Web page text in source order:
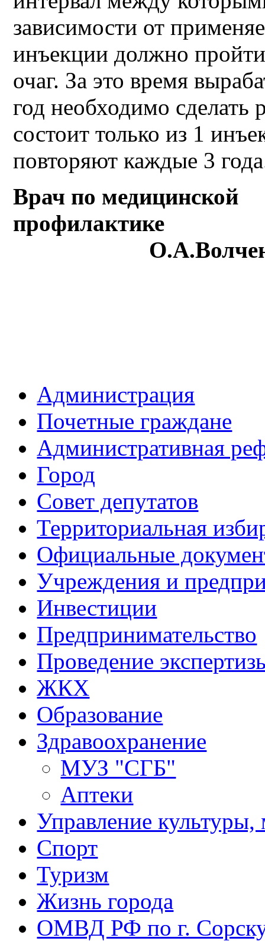
зависимости от
инъекции должно
очаг. За это время
год необходимо сделать
состоит только из 1
повторяют каждые 3
Врач по медицинской
Администрация
Почетные граждане
Административная
Город
Совет депутатов
Территориальная
Официальные
Учреждения и
Инвестиции
Предпринимательство
Проведение
ЖКХ
Образование
Здравоохранение
МУЗ "СГБ"
Аптеки
Управление
Спорт
Туризм
Жизнь города
ОМВД РФ по г.